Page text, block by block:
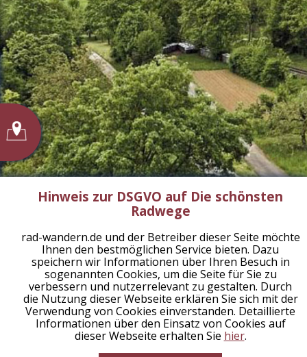
Planen Sie jetzt die besten Touren!
Hinweis zur DSGVO auf Die schönsten
Radwege
rad-wandern.de und der Betreiber dieser Seite möchte
Ihnen den bestmöglichen Service bieten. Dazu
speichern wir Informationen über Ihren Besuch in
sogenannten Cookies, um die Seite für Sie zu
verbessern und nutzerrelevant zu gestalten. Durch
die Nutzung dieser Webseite erklären Sie sich mit der
Verwendung von Cookies einverstanden. Detaillierte
Informationen über den Einsatz von Cookies auf
dieser Webseite erhalten Sie hier.